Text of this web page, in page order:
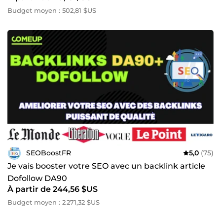
Budget moyen : 502,81 $US
SEOBoostFR 5,0 (75)
Je vais booster votre SEO avec un backlink article
Dofollow DA90
À partir de 244,56 $US
Budget moyen : 2 271,32 $US